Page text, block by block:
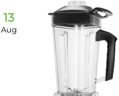
13
Aug